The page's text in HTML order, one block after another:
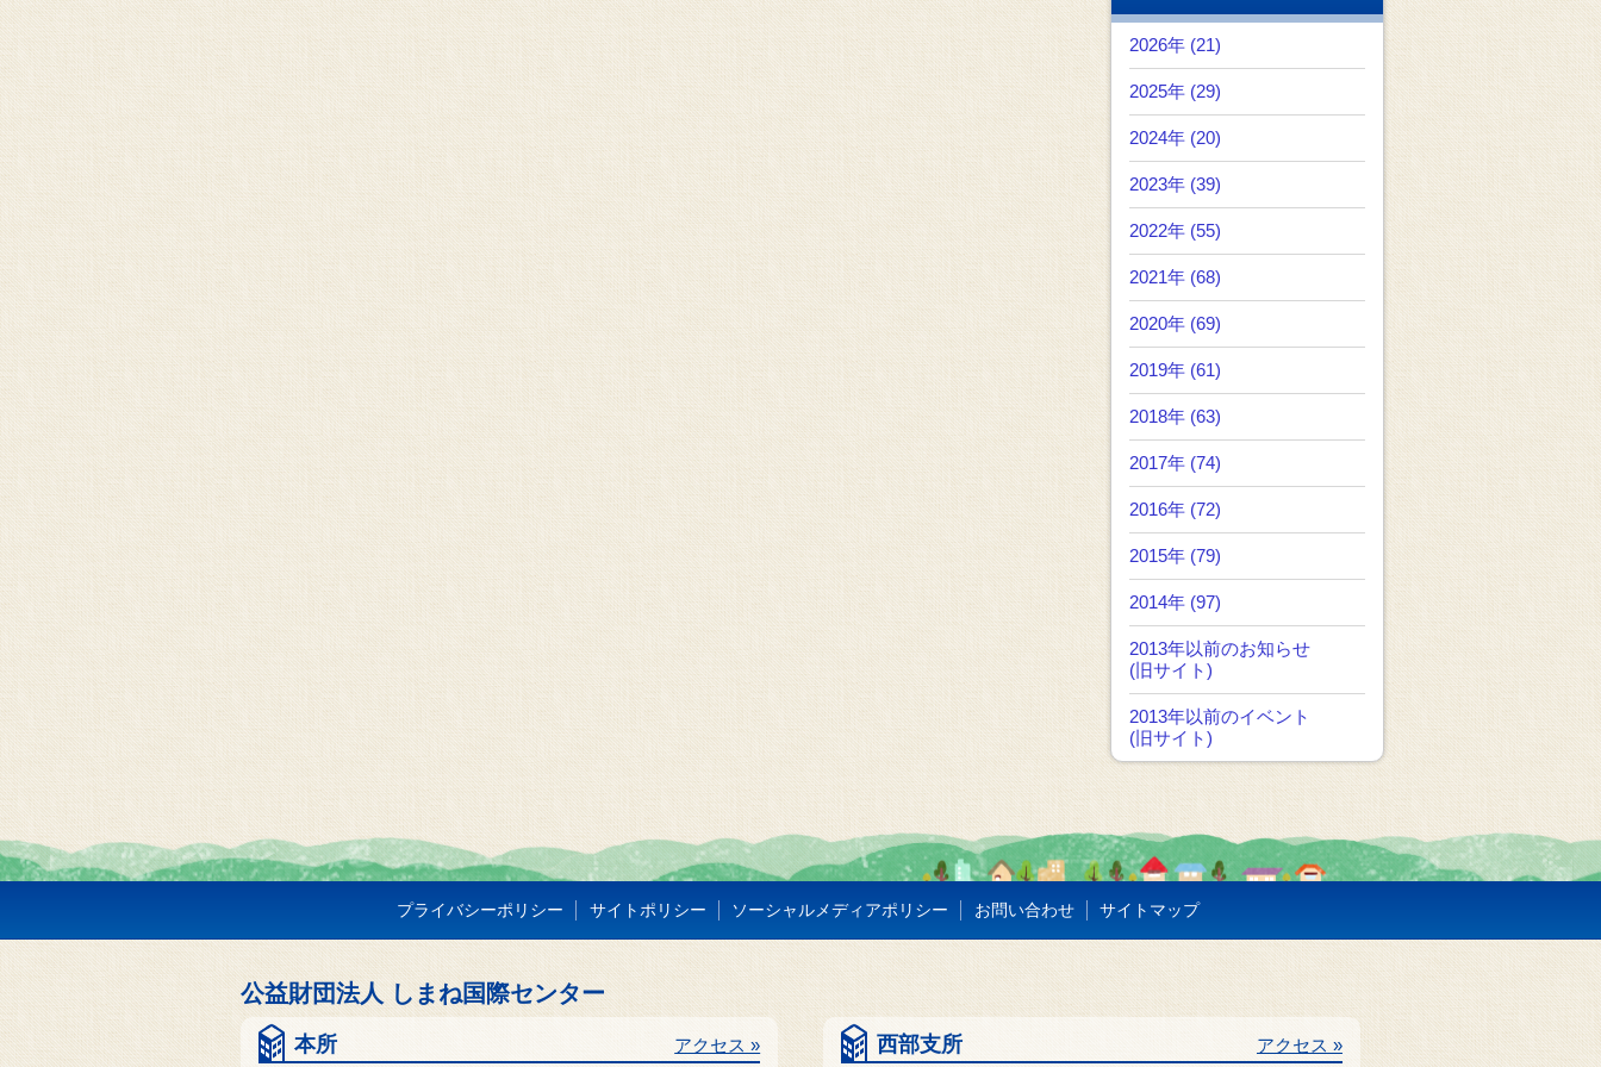
2026年 (21)
2025年 (29)
2024年 (20)
2023年 (39)
2022年 (55)
2021年 (68)
2020年 (69)
2019年 (61)
2018年 (63)
2017年 (74)
2016年 (72)
2015年 (79)
2014年 (97)
2013年以前のお知らせ
(旧サイト)
2013年以前のイベント
(旧サイト)
プライバシーポリシー サイトポリシー ソーシャルメディアポリシー お問い合わせ サイトマップ
公益財団法人 しまね国際センター
本所 アクセス » 西部支所 アクセス »